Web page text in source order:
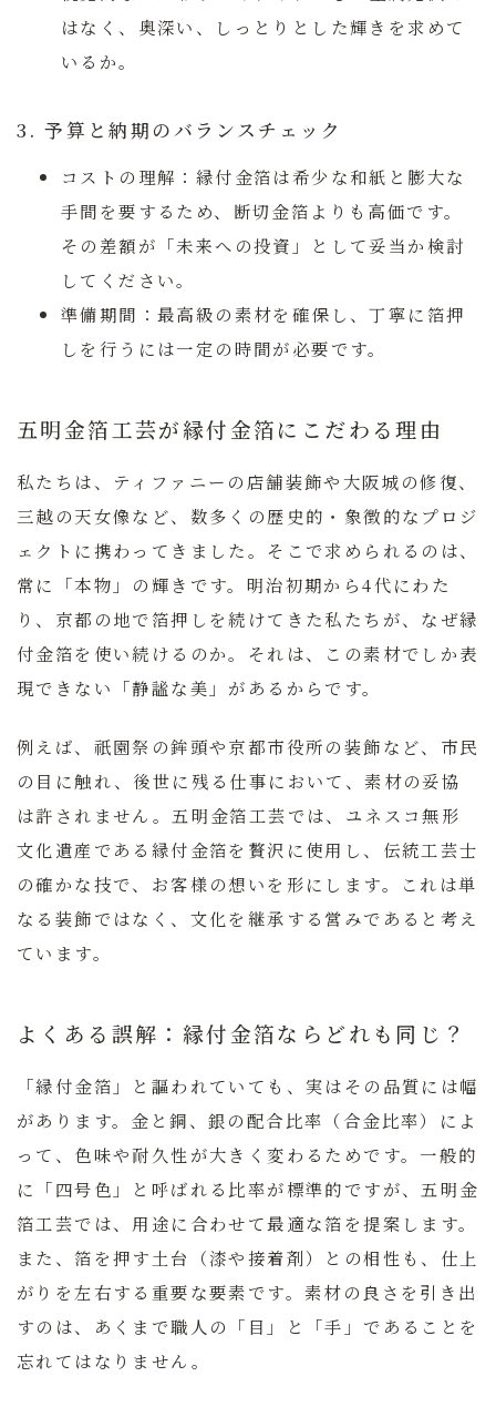
はなく、奥深い、しっとりとした輝きを求めて
いるか。
3. 予算と納期のバランスチェック
コストの理解： 縁付金箔は希少な和紙と膨大な
手間を要するため、断切金箔よりも高価です。
その差額が「未来への投資」として妥当か検討
してください。
準備期間： 最高級の素材を確保し、丁寧に箔押
しを行うには一定の時間が必要です。
五明金箔工芸が縁付金箔にこだわる理由
私たちは、ティファニーの店舗装飾や大阪城の修復、
三越の天女像など、数多くの歴史的・象徴的なプロジ
ェクトに携わってきました。そこで求められるのは、
常に「本物」の輝きです。明治初期から4代にわた
り、京都の地で箔押しを続けてきた私たちが、なぜ縁
付金箔を使い続けるのか。それは、この素材でしか表
現できない「静謐な美」があるからです。
例えば、祇園祭の鉾頭や京都市役所の装飾など、市民
の目に触れ、後世に残る仕事において、素材の妥協
は許されません。五明金箔工芸では、ユネスコ無形
文化遺産である縁付金箔を贅沢に使用し、伝統工芸士
の確かな技で、お客様の想いを形にします。これは単
なる装飾ではなく、文化を継承する営みであると考え
ています。
よくある誤解：縁付金箔ならどれも同じ？
「縁付金箔」と謳われていても、実はその品質には幅
があります。金と銅、銀の配合比率（合金比率）によ
って、色味や耐久性が大きく変わるためです。一般的
に「四号色」と呼ばれる比率が標準的ですが、五明金
箔工芸では、用途に合わせて最適な箔を提案します。
また、箔を押す土台（漆や接着剤）との相性も、仕上
がりを左右する重要な要素です。素材の良さを引き出
すのは、あくまで職人の「目」と「手」であることを
忘れてはなりません。